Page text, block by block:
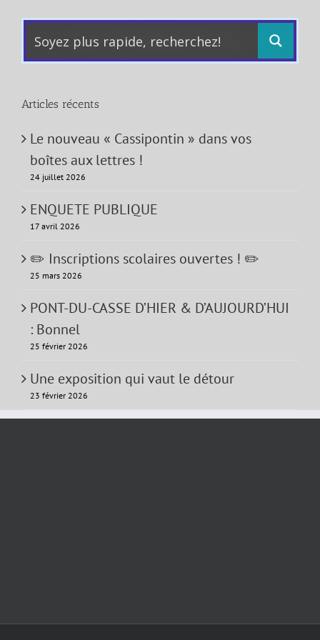
Articles récents
Le nouveau « Cassipontin » dans vos
boîtes aux lettres !
24 juillet 2026
ENQUETE PUBLIQUE
17 avril 2026
✏️ Inscriptions scolaires ouvertes ! ✏️
25 mars 2026
PONT-DU-CASSE D’HIER & D’AUJOURD’HUI
: Bonnel
25 février 2026
Une exposition qui vaut le détour
23 février 2026